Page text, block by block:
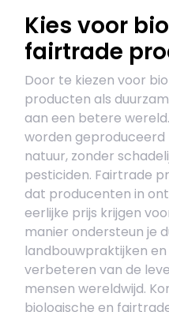
Kies voor
fairtrade
Door te kiezen voor
producten als
aan een betere
worden
natuur, zonder
pesticiden. Fairtrade
dat producenten in
eerlijke prijs krijgen
manier ondersteun je
landbouwpraktijken
verbeteren van de
mensen wereldwijd.
biologische en